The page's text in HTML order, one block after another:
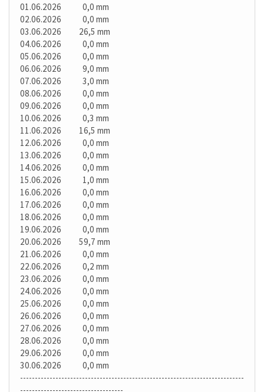
01.06.2026 0,0 mm
02.06.2026 0,0 mm
03.06.2026 26,5 mm
04.06.2026 0,0 mm
05.06.2026 0,0 mm
06.06.2026 9,0 mm
07.06.2026 3,0 mm
08.06.2026 0,0 mm
09.06.2026 0,0 mm
10.06.2026 0,3 mm
11.06.2026 16,5 mm
12.06.2026 0,0 mm
13.06.2026 0,0 mm
14.06.2026 0,0 mm
15.06.2026 1,0 mm
16.06.2026 0,0 mm
17.06.2026 0,0 mm
18.06.2026 0,0 mm
19.06.2026 0,0 mm
20.06.2026 59,7 mm
21.06.2026 0,0 mm
22.06.2026 0,2 mm
23.06.2026 0,0 mm
24.06.2026 0,0 mm
25.06.2026 0,0 mm
26.06.2026 0,0 mm
27.06.2026 0,0 mm
28.06.2026 0,0 mm
29.06.2026 0,0 mm
30.06.2026 0,0 mm
----------------------------------------------------------------------------